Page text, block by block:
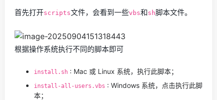
首先打开scripts文件，会看到一些vbs和sh脚本文件。
根据操作系统执行不同的脚本即可
install.sh : Mac 或 Linux 系统，执行此脚本；
install-all-users.vbs : Windows 系统，点击执行此脚
本；